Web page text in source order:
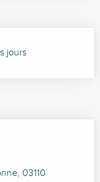
jours
03110